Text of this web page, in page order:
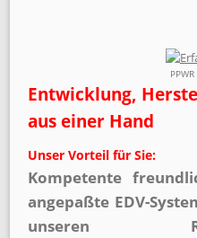
Entwicklung,
aus einer Hand
Unser Vorteil für Sie:
Kompetente
angepaßte EDV-
unseren